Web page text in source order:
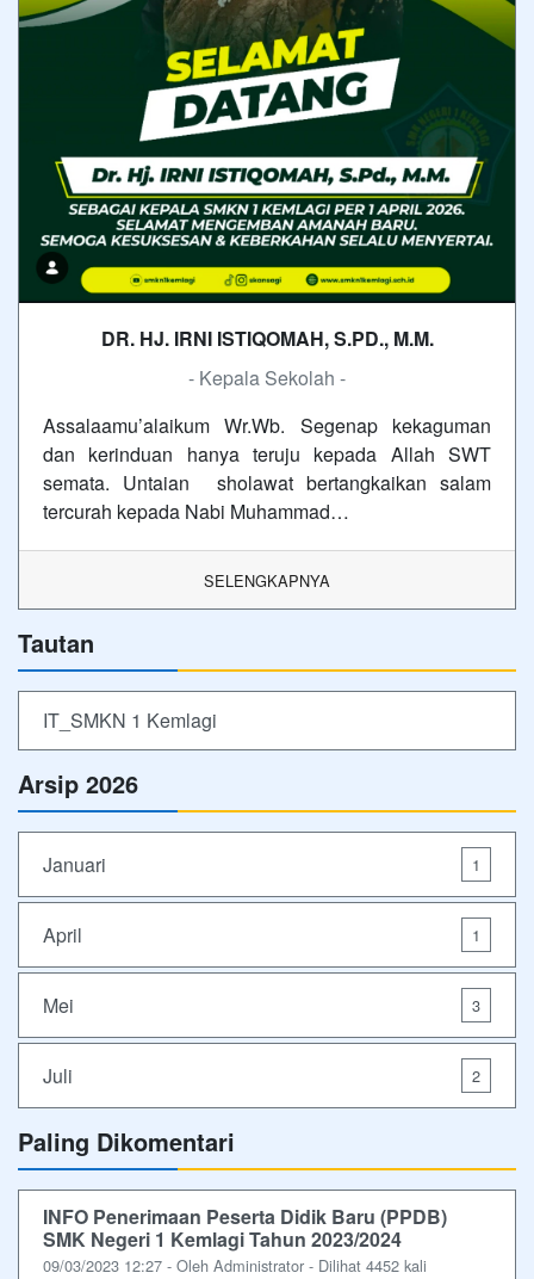
DR. HJ. IRNI ISTIQOMAH, S.PD., M.M.
- Kepala Sekolah -
Assalaamu’alaikum Wr.Wb. Segenap kekaguman
dan kerinduan hanya teruju kepada Allah SWT
semata. Untaian sholawat bertangkaikan salam
tercurah kepada Nabi Muhammad…
SELENGKAPNYA
Tautan
IT_SMKN 1 Kemlagi
Arsip 2026
Januari 1
April 1
Mei 3
Juli 2
Paling Dikomentari
INFO Penerimaan Peserta Didik Baru (PPDB)
SMK Negeri 1 Kemlagi Tahun 2023/2024
09/03/2023 12:27 - Oleh Administrator - Dilihat 4452 kali